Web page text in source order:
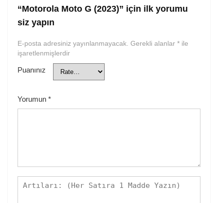
“Motorola Moto G (2023)” için ilk yorumu
siz yapın
E-posta adresiniz yayınlanmayacak. Gerekli alanlar * ile
işaretlenmişlerdir
Puanınız
Yorumun *